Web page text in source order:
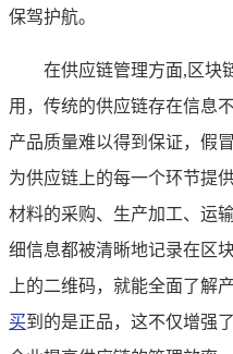
保驾护航。
在供应链管理方面,区块
用，传统的供应链存在信息
产品质量难以得到保证，假
为供应链上的每一个环节提
材料的采购、生产加工、运
细信息都被清晰地记录在区
上的二维码，就能全面了解
买到的是正品，这不仅增强